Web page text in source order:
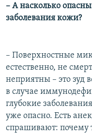
– А насколько
заболевания кожи?
– Поверхностные
естественно, не
неприятны – это зуд
в случае
глубокие
уже опасно. Есть
спрашивают: почему